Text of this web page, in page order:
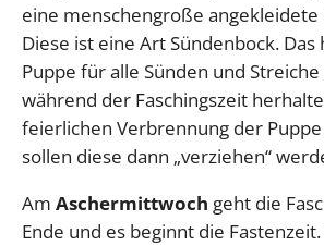
eine menschengroße angekleidete
Diese ist eine Art Sündenbock. Das
Puppe für alle Sünden und
während der Faschingszeit
feierlichen Verbrennung der
sollen diese dann „verziehen“
Am Aschermittwoch geht die
Ende und es beginnt die